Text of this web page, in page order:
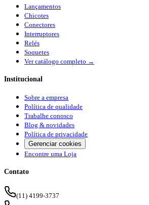
Lançamentos
Chicotes
Conectores
Interruptores
Relés
Soquetes
Ver catálogo completo →
Institucional
Sobre a empresa
Política de qualidade
Trabalhe conosco
Blog & novidades
Política de privacidade
Gerenciar cookies
Encontre uma Loja
Contato
(11) 4199-3737